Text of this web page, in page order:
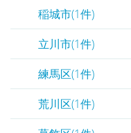
稲城市(1件)
立川市(1件)
練馬区(1件)
荒川区(1件)